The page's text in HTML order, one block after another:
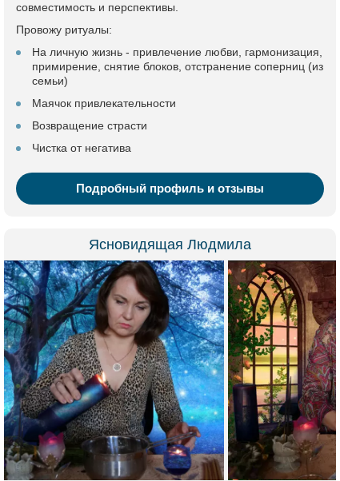
совместимость и перспективы.
Провожу ритуалы:
На личную жизнь - привлечение любви, гармонизация,
примирение, снятие блоков, отстранение соперниц (из
семьи)
Маячок привлекательности
Возвращение страсти
Чистка от негатива
Подробный профиль и отзывы
Ясновидящая Людмила